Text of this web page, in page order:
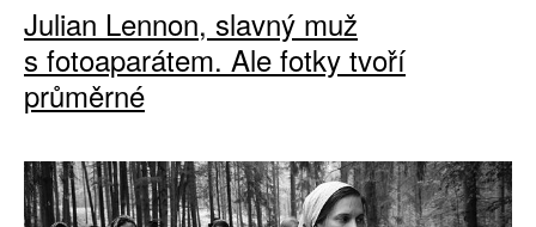
Julian Lennon, slavný muž
s fotoaparátem. Ale fotky tvoří
průměrné